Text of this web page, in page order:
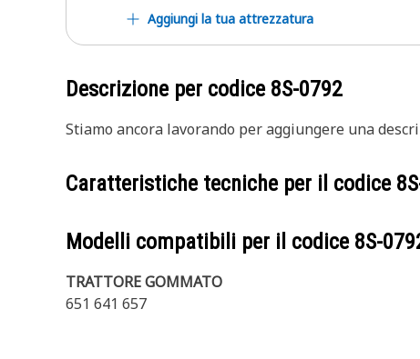
Aggiungi la tua attrezzatura
Descrizione per codice 8S-0792
Stiamo ancora lavorando per aggiungere una
Caratteristiche tecniche per il codice
Modelli compatibili per il codice 8S-
TRATTORE GOMMATO
651 641 657